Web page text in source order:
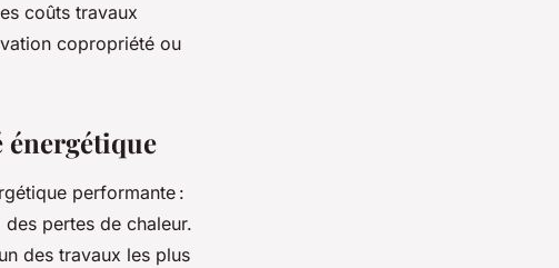
coûts travaux
copropriété ou
performante :
pertes de chaleur.
des travaux les plus